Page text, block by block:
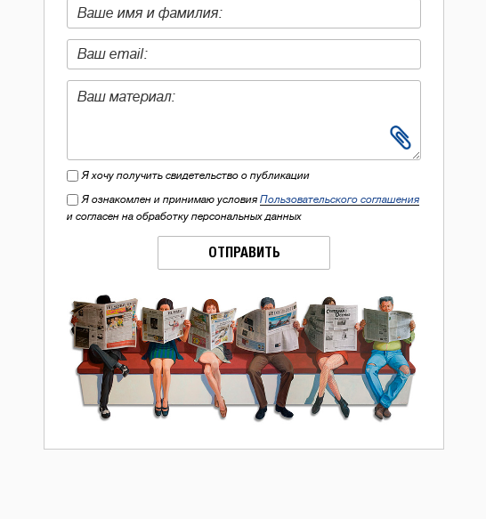
Я хочу получить свидетельство о публикации
Я ознакомлен и принимаю условия Пользовательского соглашения
и согласен на обработку персональных данных
ОТПРАВИТЬ